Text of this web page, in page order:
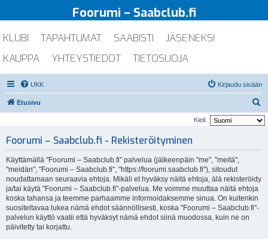
Foorumi – Saabclub.fi
KLUBI TAPAHTUMAT SAABISTI
JÄSENEKSI
KAUPPA
YHTEYSTIEDOT TIETOSUOJA
UKK Kirjaudu sisään
Etusivu
t
Kieli:
Foorumi – Saabclub.fi - Rekisteröityminen
Käyttämällä "Foorumi – Saabclub.fi" palvelua (jälkeenpäin "me", "meitä",
"meidän", "Foorumi – Saabclub.fi", "https://foorumi.saabclub.fi"), sitoudut
noudattamaan seuraavia ehtoja. Mikäli et hyväksy näitä ehtoja, älä rekisteröidy
ja/tai käytä "Foorumi – Saabclub.fi"-palvelua. Me voimme muuttaa näitä ehtoja
koska tahansa ja teemme parhaamme informoidaksemme sinua. On kuitenkin
suositeltavaa lukea nämä ehdot säännöllisesti, koska "Foorumi – Saabclub.fi"-
palvelun käyttö vaatii että hyväksyt nämä ehdot siinä muodossa, kuin ne on
päivitetty tai korjattu.